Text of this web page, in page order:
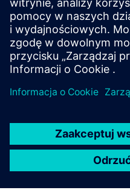
channels, dams, wells
applications.